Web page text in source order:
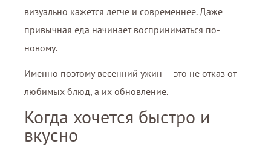
визуально кажется легче и современнее. Даже
привычная еда начинает восприниматься по-
новому.
Именно поэтому весенний ужин — это не отказ от
любимых блюд, а их обновление.
Когда хочется быстро и
вкусно